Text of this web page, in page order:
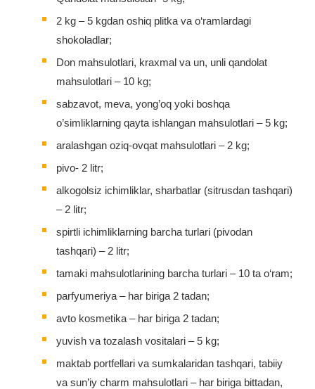
2 kg – 5 kgdan oshiq plitka va o‘ramlardagi
shokoladlar;
Don mahsulotlari, kraxmal va un, unli qandolat
mahsulotlari – 10 kg;
sabzavot, meva, yong’oq yoki boshqa
o’simliklarning qayta ishlangan mahsulotlari – 5 kg;
aralashgan oziq-ovqat mahsulotlari – 2 kg;
pivo- 2 litr;
alkogolsiz ichimliklar, sharbatlar (sitrusdan tashqari)
– 2 litr;
spirtli ichimliklarning barcha turlari (pivodan
tashqari) – 2 litr;
tamaki mahsulotlarining barcha turlari – 10 ta o‘ram;
parfyumeriya – har biriga 2 tadan;
avto kosmetika – har biriga 2 tadan;
yuvish va tozalash vositalari – 5 kg;
maktab portfellari va sumkalaridan tashqari, tabiiy
va sun’iy charm mahsulotlari – har biriga bittadan,